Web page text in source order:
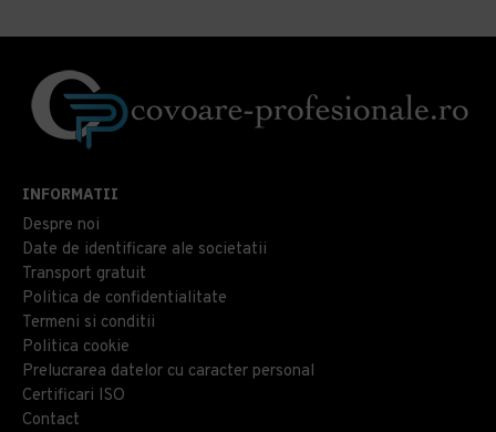
INFORMATII
Despre noi
Date de identificare ale societatii
Transport gratuit
Politica de confidentialitate
Termeni si conditii
Politica cookie
Prelucrarea datelor cu caracter personal
Certificari ISO
Contact